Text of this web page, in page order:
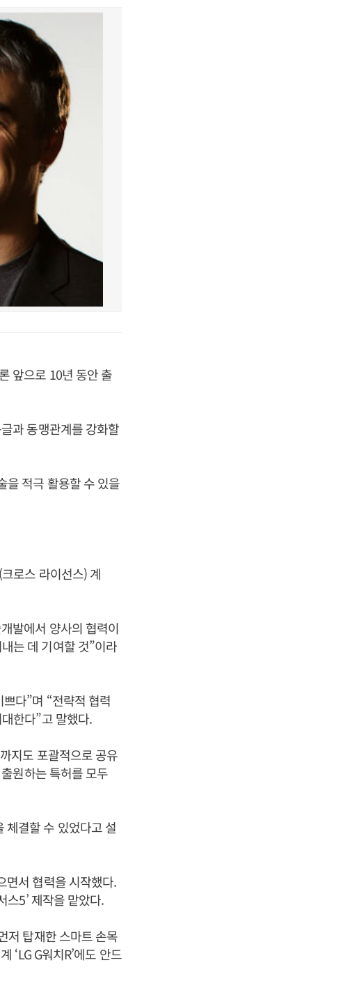
앞으로 10년 동안 출
과 동맹관계를 강화할
을 적극 활용할 수 있을
로스 라이선스) 계
발에서 양사의 협력이
는 데 기여할 것”이라
다”며 “전략적 협력
한다”고 말했다.
지도 포괄적으로 공유
원하는 특허를 모두
체결할 수 있었다고 설
면서 협력을 시작했다.
스5’ 제작을 맡았다.
저 탑재한 스마트 손목
‘LG G워치R’에도 안드